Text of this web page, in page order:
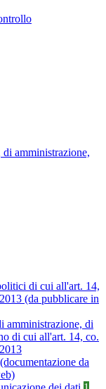
amministrazione,
di cui all'art. 14,
(da pubblicare in
amministrazione, di
di cui all'art. 14, co.
da